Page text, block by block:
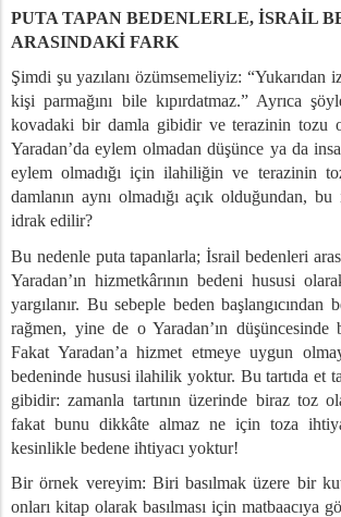
ve İfşası (A)
PUTA TAPAN BEDENLERLE, İSRAİL
ARASINDAKİ FARK
Şimdi şu yazılanı özümsemeliyiz: “Yukarıdan
kişi parmağını bile kıpırdatmaz.” Ayrıca
kovadaki bir damla gibidir ve terazinin tozu
Yaradan’da eylem olmadan düşünce ya da
eylem olmadığı için ilahiliğin ve terazinin
damlanın aynı olmadığı açık olduğundan,
idrak edilir?
Bu nedenle puta tapanlarla; İsrail bedenleri
Yaradan’ın hizmetkârının bedeni hususi
yargılanır. Bu sebeple beden başlangıcından
rağmen, yine de o Yaradan’ın düşüncesinde
Fakat Yaradan’a hizmet etmeye uygun
bedeninde hususi ilahilik yoktur. Bu tartıda et
gibidir: zamanla tartının üzerinde biraz toz
fakat bunu dikkâte almaz ne için toza
kesinlikle bedene ihtiyacı yoktur!
Bir örnek vereyim: Biri basılmak üzere bir
onları kitap olarak basılması için matbaacıya